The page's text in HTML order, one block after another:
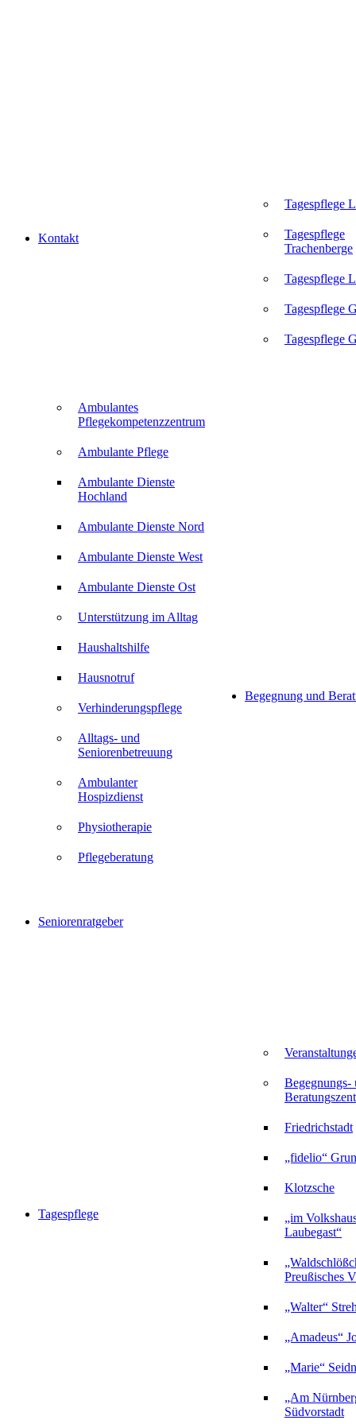
Kontakt
Seniorenratgeber
Ambulantes
Pflegekompetenzzentrum
Ambulante Pflege
Ambulante Dienste
Hochland
Ambulante Dienste Nord
Ambulante Dienste West
Ambulante Dienste Ost
Unterstützung im Alltag
Haushaltshilfe
Hausnotruf
Verhinderungspflege
Alltags- und
Seniorenbetreuung
Ambulanter
Hospizdienst
Physiotherapie
Pflegeberatung
Tagespflege
Tagespflege
Tagespflege
Trachenberge
Tagespflege
Tagespflege
Tagespflege
Begegnung und
Begegnungs-
Friedrichstadt
„fidelio“
Klotzsche
„im
Laubegast“
Preußisches
„Walter“
„Amadeus“
„Marie“
„Am
Südvorstadt